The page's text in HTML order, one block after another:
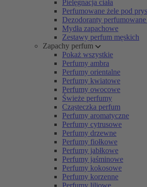
Pielęgnacja ciała
Perfumowane żele pod
Dezodoranty
Mydła zapachowe
Zestawy perfum męskich
Zapachy perfum
Pokaż wszystkie
Perfumy ambra
Perfumy orientalne
Perfumy kwiatowe
Perfumy owocowe
Świeże perfumy
Cząsteczka perfum
Perfumy aromatyczne
Perfumy cytrusowe
Perfumy drzewne
Perfumy fiołkowe
Perfumy jabłkowe
Perfumy jaśminowe
Perfumy kokosowe
Perfumy korzenne
Perfumy liliowe